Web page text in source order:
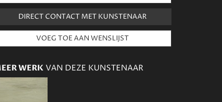
DIRECT CONTACT MET KUNSTENAAR
WERK VAN DEZE KUNSTENAAR